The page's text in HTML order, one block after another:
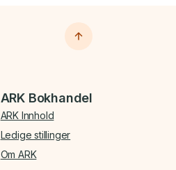
ARK Bokhandel
ARK Innhold
Ledige stillinger
Om ARK